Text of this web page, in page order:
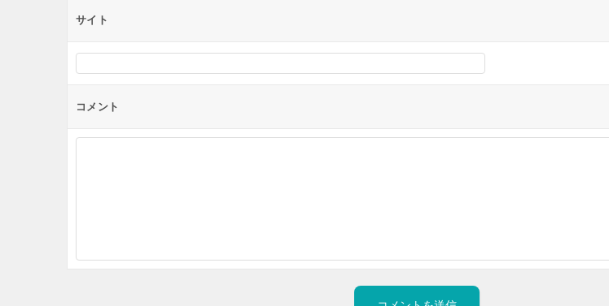
サイト
コメント